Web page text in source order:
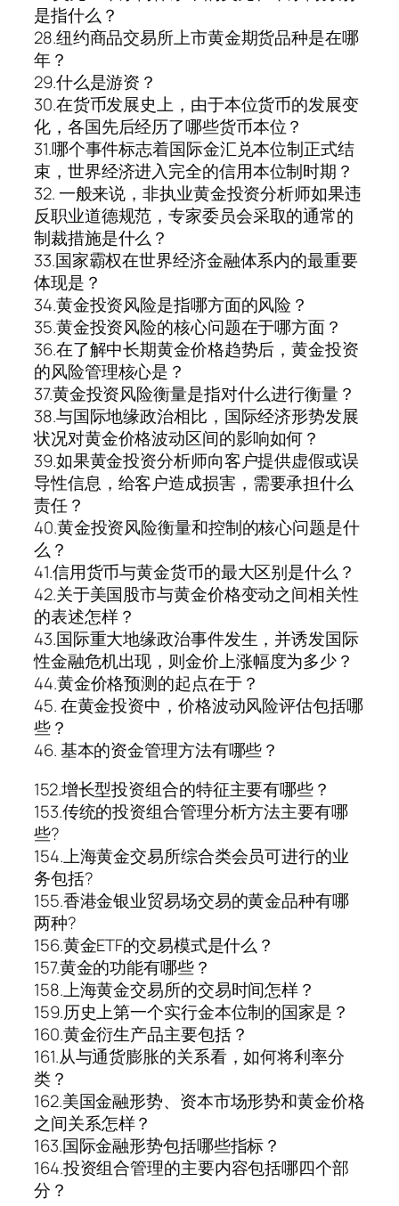
是指什么？
28.纽约商品交易所上市黄金期货品种是在哪
年？
29.什么是游资？
30.在货币发展史上，由于本位货币的发展变
化，各国先后经历了哪些货币本位？
31.哪个事件标志着国际金汇兑本位制正式结
束，世界经济进入完全的信用本位制时期？
32. 一般来说，非执业黄金投资分析师如果违
反职业道德规范，专家委员会采取的通常的
制裁措施是什么？
33.国家霸权在世界经济金融体系内的最重要
体现是？
34.黄金投资风险是指哪方面的风险？
35.黄金投资风险的核心问题在于哪方面？
36.在了解中长期黄金价格趋势后，黄金投资
的风险管理核心是？
37.黄金投资风险衡量是指对什么进行衡量？
38.与国际地缘政治相比，国际经济形势发展
状况对黄金价格波动区间的影响如何？
39.如果黄金投资分析师向客户提供虚假或误
导性信息，给客户造成损害，需要承担什么
责任？
40.黄金投资风险衡量和控制的核心问题是什
么？
41.信用货币与黄金货币的最大区别是什么？
42.关于美国股市与黄金价格变动之间相关性
的表述怎样？
43.国际重大地缘政治事件发生，并诱发国际
性金融危机出现，则金价上涨幅度为多少？
44.黄金价格预测的起点在于？
45. 在黄金投资中，价格波动风险评估包括哪
些？
46. 基本的资金管理方法有哪些？
152.增长型投资组合的特征主要有哪些？
153.传统的投资组合管理分析方法主要有哪
些?
154.上海黄金交易所综合类会员可进行的业
务包括?
155.香港金银业贸易场交易的黄金品种有哪
两种?
156.黄金ETF的交易模式是什么？
157.黄金的功能有哪些？
158.上海黄金交易所的交易时间怎样？
159.历史上第一个实行金本位制的国家是？
160.黄金衍生产品主要包括？
161.从与通货膨胀的关系看，如何将利率分
类？
162.美国金融形势、资本市场形势和黄金价格
之间关系怎样？
163.国际金融形势包括哪些指标？
164.投资组合管理的主要内容包括哪四个部
分？